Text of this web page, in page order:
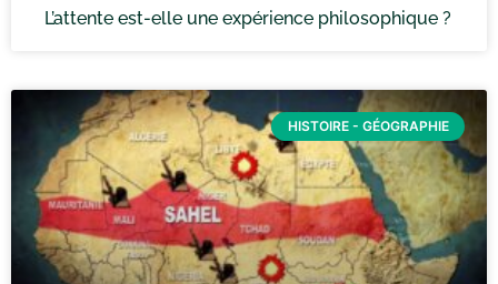
L’attente est-elle une expérience philosophique ?
HISTOIRE - GÉOGRAPHIE